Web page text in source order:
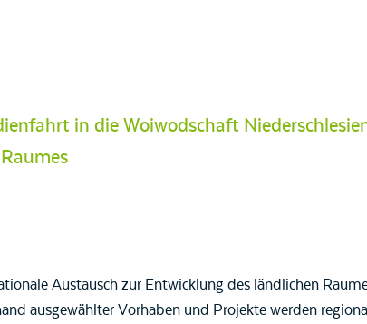
in die Woiwodschaft
Austausch zur Entwicklung des ländlichen
ausgewählter Vorhaben und Projekte werden